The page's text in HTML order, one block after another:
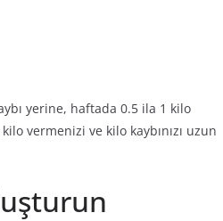
yerine, haftada 0.5 ila 1 kilo
vermenizi ve kilo kaybınızı uzun